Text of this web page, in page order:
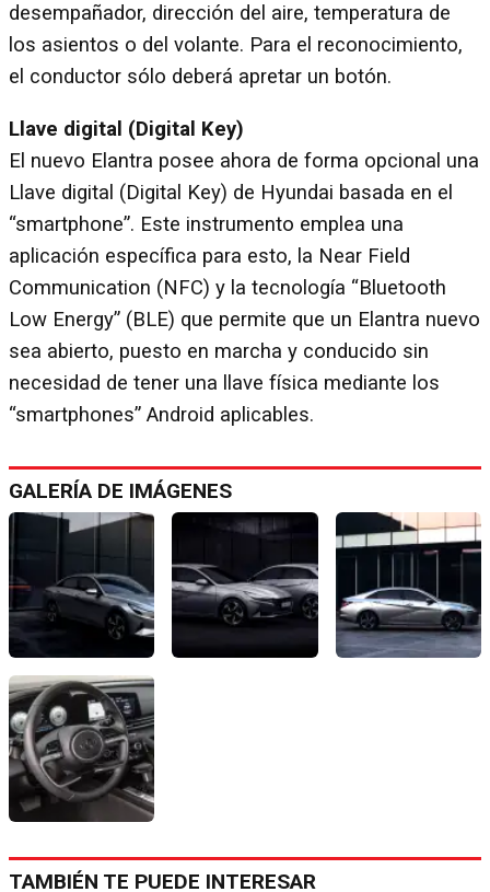
desempañador, dirección del aire, temperatura de
los asientos o del volante. Para el reconocimiento,
el conductor sólo deberá apretar un botón.
Llave digital (Digital Key)
El nuevo Elantra posee ahora de forma opcional una
Llave digital (Digital Key) de Hyundai basada en el
“smartphone”. Este instrumento emplea una
aplicación específica para esto, la Near Field
Communication (NFC) y la tecnología “Bluetooth
Low Energy” (BLE) que permite que un Elantra nuevo
sea abierto, puesto en marcha y conducido sin
necesidad de tener una llave física mediante los
“smartphones” Android aplicables.
GALERÍA DE IMÁGENES
TAMBIÉN TE PUEDE INTERESAR